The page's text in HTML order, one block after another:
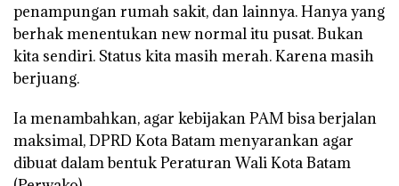
penampungan rumah sakit, dan lainnya. Hanya yang
berhak menentukan new normal itu pusat. Bukan
kita sendiri. Status kita masih merah. Karena masih
berjuang.
Ia menambahkan, agar kebijakan PAM bisa berjalan
maksimal, DPRD Kota Batam menyarankan agar
dibuat dalam bentuk Peraturan Wali Kota Batam